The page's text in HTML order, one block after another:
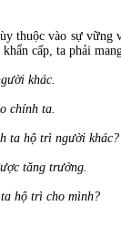
thuộc vào sự
cấp, ta phải
khác.
chính ta.
ta hộ trì người khác?
tăng trưởng.
hộ trì cho mình?